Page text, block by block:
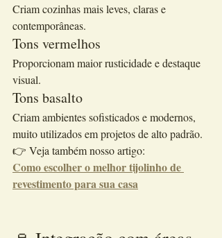
Criam cozinhas mais leves, claras e
contemporâneas.
Tons vermelhos
Proporcionam maior rusticidade e destaque
visual.
Tons basalto
Criam ambientes sofisticados e modernos,
muito utilizados em projetos de alto padrão.
👉 Veja também nosso artigo:
Como escolher o melhor tijolinho de
revestimento para sua casa